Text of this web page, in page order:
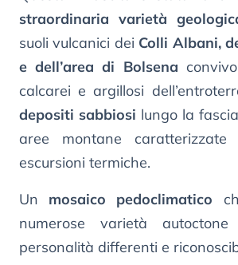
straordinaria varietà
suoli vulcanici dei Colli Albani,
e dell’area di Bolsena
calcarei e argillosi
depositi sabbiosi lungo la
aree montane
escursioni termiche.
Un mosaico pedoclimatico
numerose varietà
personalità differenti e